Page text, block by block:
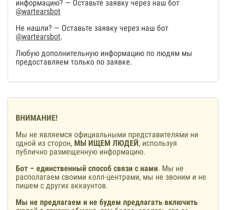
информацию? — Оставьте заявку через наш бот
@wartearsbot
Не нашли? — Оставьте заявку через наш бот
@wartearsbot.
Любую дополнительную информацию по людям мы
предоставляем только по заявке.
ВНИМАНИЕ!
Мы не являемся официальными представителями ни
одной из сторон, МЫ ИЩЕМ ЛЮДЕЙ, используя
публично размещенную информацию.
Бот – единственный способ связи с нами. Мы не
располагаем своими колл-центрами, мы не звоним и не
пишем с других аккаунтов.
Мы не предлагаем и не будем предлагать включить